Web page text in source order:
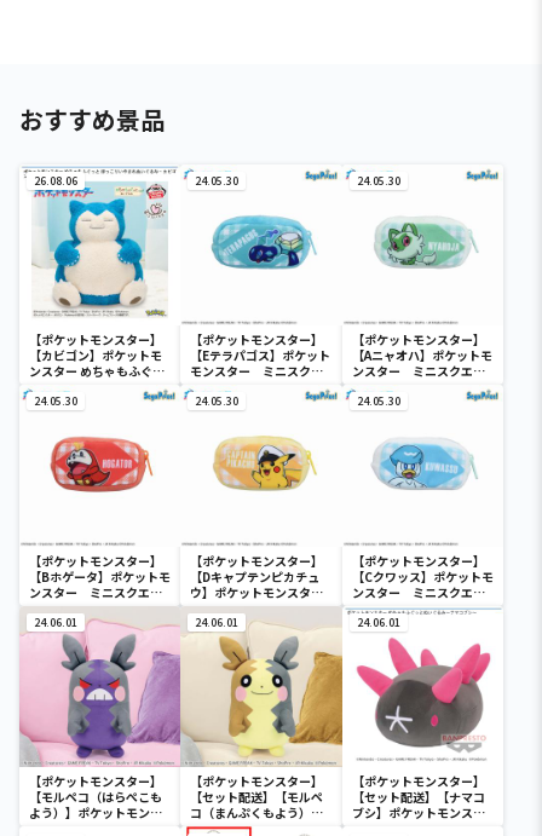
おすすめ景品
26.08.06
【ポケットモンスター】
【カビゴン】ポケットモ
ンスター めちゃもふぐっ
と ほっこりいやされぬい
ぐるみ～カビゴン～
24.05.30
【ポケットモンスター】
【Eテラパゴス】ポケット
モンスター ミニスクエ
アポーチ
24.05.30
【ポケットモンスター】
【Aニャオハ】ポケットモ
ンスター ミニスクエア
ポーチ
24.05.30
【ポケットモンスター】
【Bホゲータ】ポケットモ
ンスター ミニスクエア
ポーチ
24.05.30
【ポケットモンスター】
【Dキャプテンピカチュ
ウ】ポケットモンスタ
ー ミニスクエアポーチ
24.05.30
【ポケットモンスター】
【Cクワッス】ポケットモ
ンスター ミニスクエア
ポーチ
24.06.01
【ポケットモンスター】
【モルペコ（はらぺこも
よう）】ポケットモンス
24.06.01
【ポケットモンスター】
【セット配送】【モルペ
コ（まんぷくもよう）】
ポケットモンスター めち
24.06.01
【ポケットモンスター】
【セット配送】【ナマコ
ブシ】ポケットモンスタ